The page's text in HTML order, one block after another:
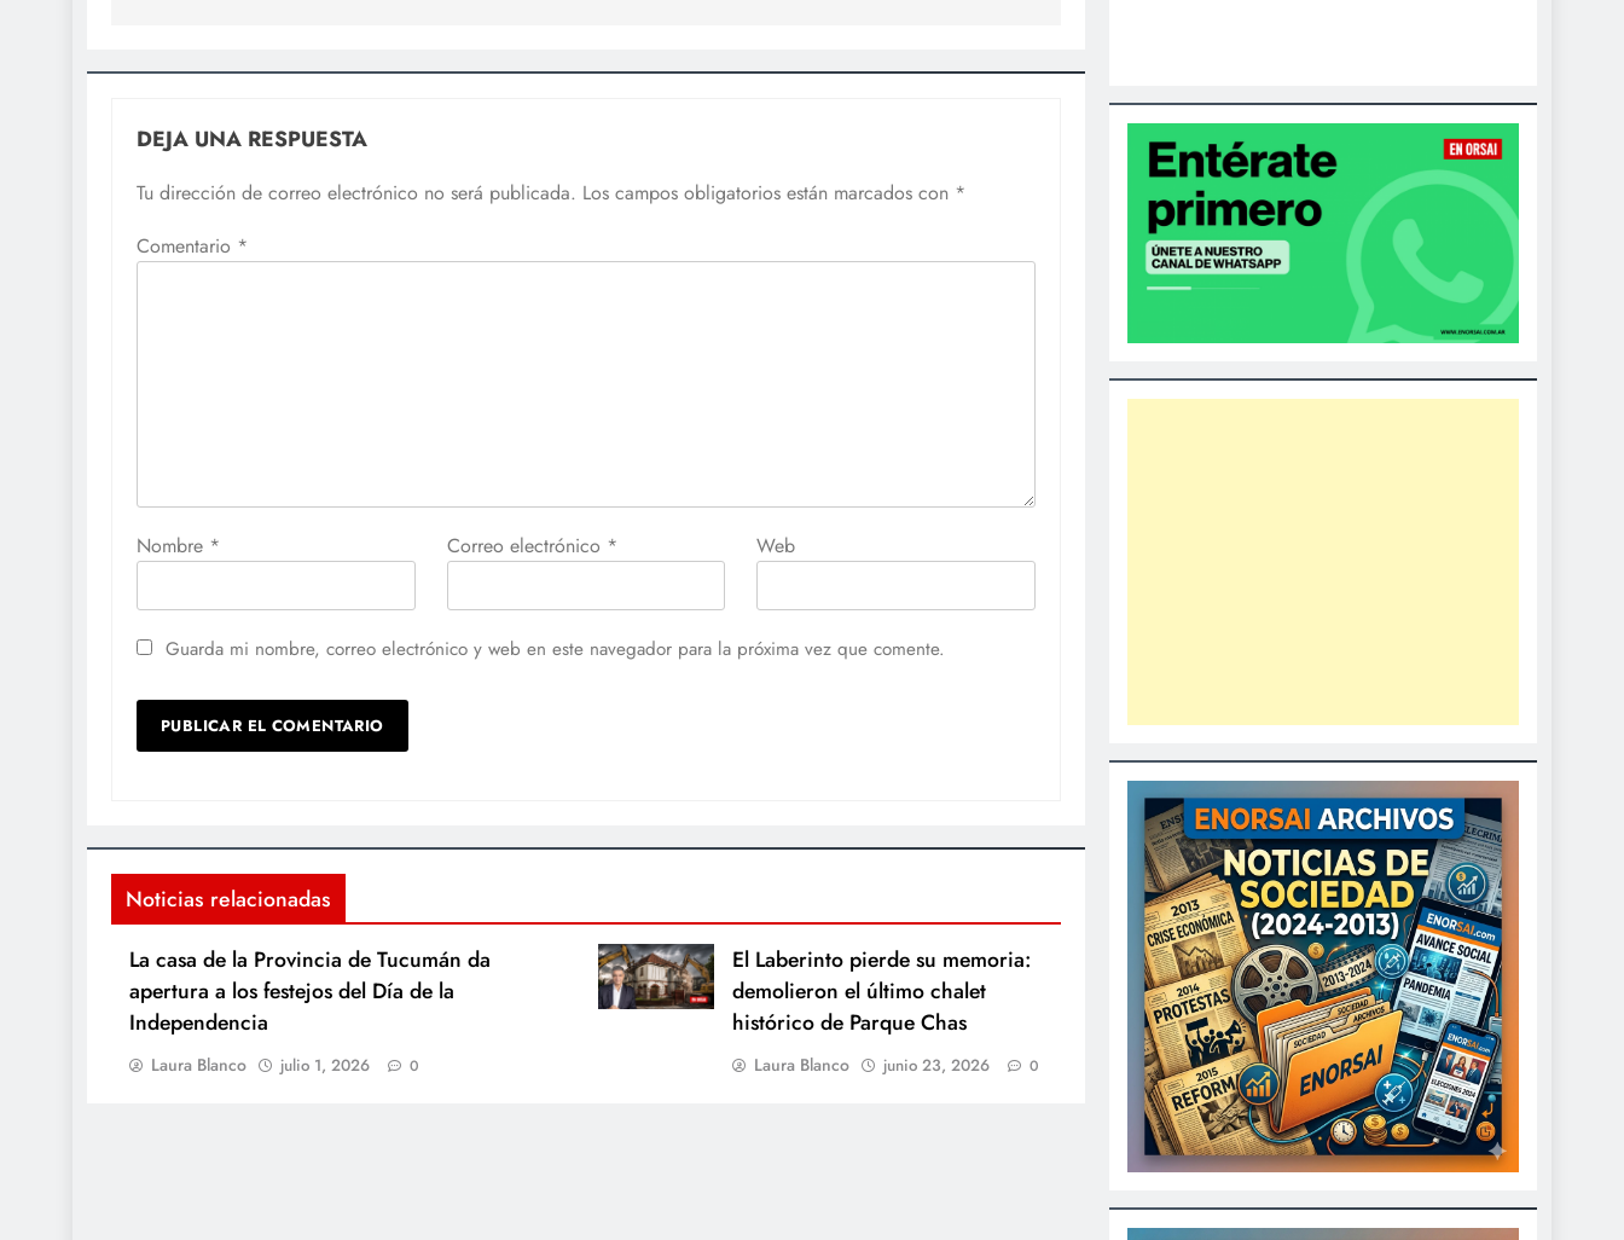
DEJA UNA RESPUESTA
Tu dirección de correo electrónico no será publicada. Los campos obligatorios están marcados con *
Comentario *
Nombre * Correo electrónico * Web
Guarda mi nombre, correo electrónico y web en este navegador para la próxima vez que comente.
Noticias relacionadas
La casa de la Provincia de Tucumán da
apertura a los festejos del Día de la
Independencia
Laura Blanco julio 1, 2026 0
El Laberinto pierde su memoria:
demolieron el último chalet
histórico de Parque Chas
Laura Blanco junio 23, 2026 0